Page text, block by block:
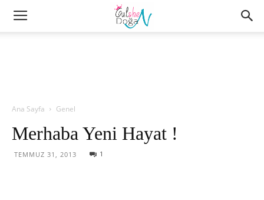
Ana Sayfa Genel
Merhaba Yeni Hayat !
TEMMUZ 31, 2013 1